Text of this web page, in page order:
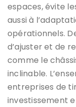
espaces, évite
aussi à
opérationnels.
d’ajuster et de
comme le
inclinable.
entreprises de
investissement